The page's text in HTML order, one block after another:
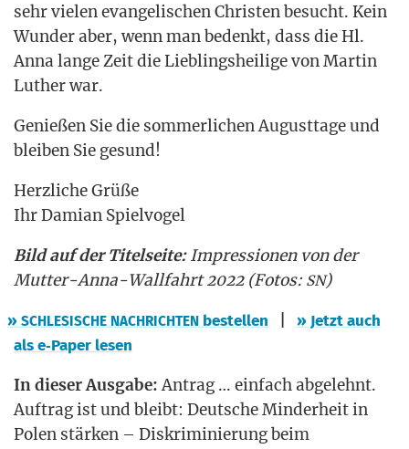
sehr vie­len evan­ge­li­schen Chris­ten besucht. Kein
Wun­der aber, wenn man bedenkt, dass die Hl.
Anna lan­ge Zeit die Lieb­lings­hei­li­ge von Mar­tin
Luther war.
Genie­ßen Sie die som­mer­li­chen August­ta­ge und
blei­ben Sie gesund!
Herz­li­che Grü­ße
Ihr Dami­an Spielvogel
Bild auf der Titel­sei­te:Impres­sio­nen von der
Mut­ter-Anna-Wall­fahrt 2022 (Fotos: SN)
» SCHLESISCHE NACHRICHTEN bestel­len |» Jetzt auch
als e‑Paper lesen
In die­ser Aus­ga­be:Antrag … ein­fach abge­lehnt.
Auf­trag ist und bleibt: Deut­sche Min­der­heit in
Polen stär­ken – Dis­kri­mi­nie­rung beim